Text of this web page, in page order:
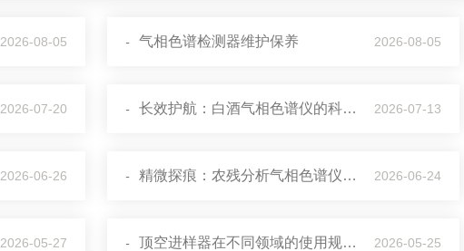
2026-08-05 - 气相色谱检测器维护保养 2026-08-05
2026-07-20 - 长效护航：白酒气相色谱仪的科学保养工作指南 2026-07-13
2026-06-26 - 精微探痕：农残分析气相色谱仪的工作原理 2026-06-24
2026-05-27 - 顶空进样器在不同领域的使用规范与核心要点 2026-05-25